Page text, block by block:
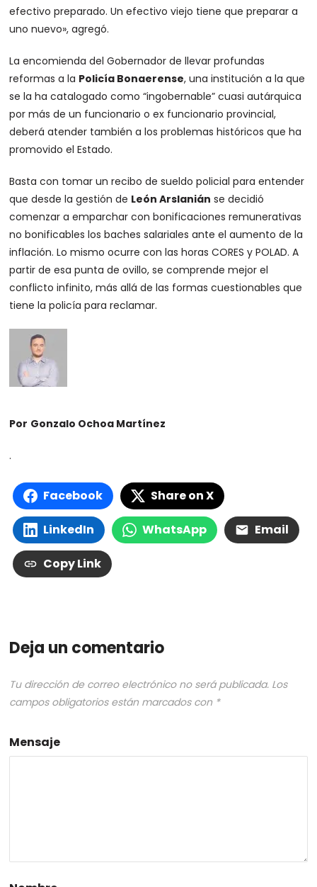
efectivo preparado. Un efectivo viejo tiene que preparar a
uno nuevo», agregó.
La encomienda del Gobernador de llevar profundas
reformas a la Policía Bonaerense, una institución a la que
se la ha catalogado como “ingobernable” cuasi autárquica
por más de un funcionario o ex funcionario provincial,
deberá atender también a los problemas históricos que ha
promovido el Estado.
Basta con tomar un recibo de sueldo policial para entender
que desde la gestión de León Arslanián se decidió
comenzar a emparchar con bonificaciones remunerativas
no bonificables los baches salariales ante el aumento de la
inflación. Lo mismo ocurre con las horas CORES y POLAD. A
partir de esa punta de ovillo, se comprende mejor el
conflicto infinito, más allá de las formas cuestionables que
tiene la policía para reclamar.
Por Gonzalo Ochoa Martínez
.
Facebook Share on X
LinkedIn WhatsApp Email
Copy Link
Deja un comentario
Tu dirección de correo electrónico no será publicada. Los
campos obligatorios están marcados con *
Mensaje